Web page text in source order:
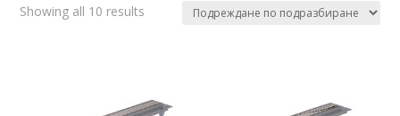
Showing all 10 results